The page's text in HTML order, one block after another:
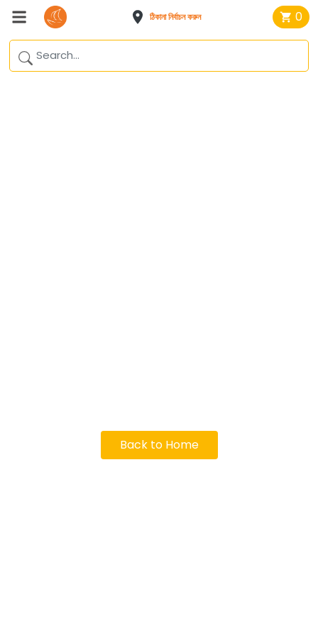
ঠিকানা নির্বাচন করুন 0
Back to Home